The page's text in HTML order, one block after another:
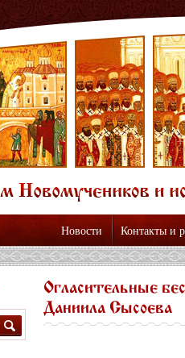
Новости Контакты и
Огласительные
Даниила Сысоева